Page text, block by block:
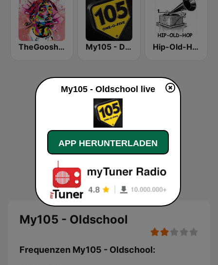
TheGoosh Radio - R&B My105 - Deep Hip-Old-Hop
My105 - Oldschool
Frequenzen My105 - Oldschool:
My105 - Oldschool live
APP HERUNTERLADEN